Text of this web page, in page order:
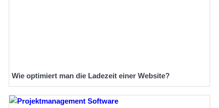
Wie optimiert man die Ladezeit einer Website?